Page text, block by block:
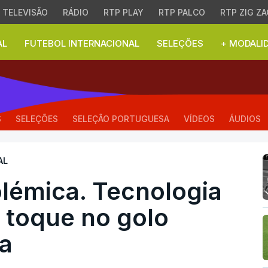
TELEVISÃO RÁDIO RTP PLAY RTP PALCO RTP ZIG
FUTEBOL INTERNACIONAL SELEÇÕES +
Tecnologia da
SELEÇÕES SELEÇÃO PORTUGUESA VÍDEOS ÁUDIOS
Tecnologia
no golo